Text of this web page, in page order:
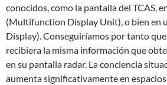
conocidos, como la pantalla del TCAS,
(Multifunction Display Unit), o bien en
Display). Conseguiríamos por tanto
recibiera la misma información que
en su pantalla radar. La conciencia
aumenta significativamente en